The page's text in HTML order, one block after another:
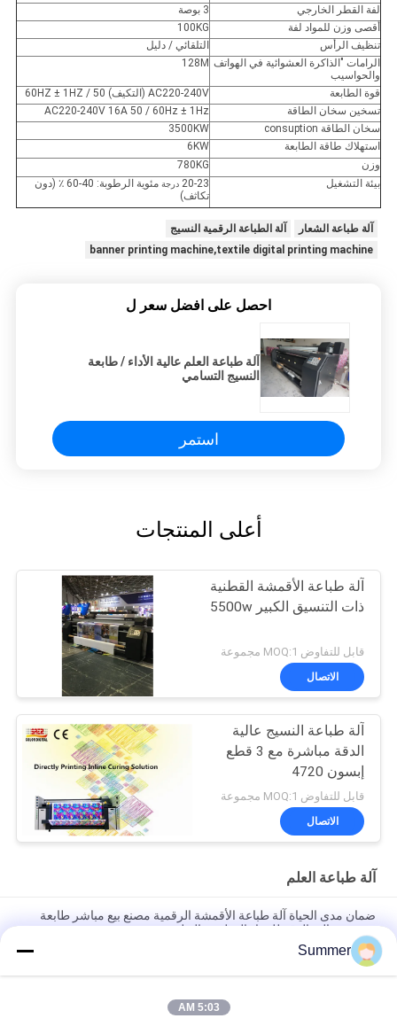
لفة القطر الخارجي
3 بوصة
أقصى وزن للمواد لفة
100KG
تنظيف الرأس
التلقائي / دليل
الرامات "الذاكرة العشوائية في الهواتف
والحواسيب
128M
قوة الطابعة
AC220-240V (التكيف) 50 / 60HZ ± 1HZ
تسخين سخان الطاقة
AC220-240V 16A 50 / 60Hz ± 1Hz
سخان الطاقة consuption
3500KW
استهلاك طاقة الطابعة
6KW
وزن
780KG
بيئة التشغيل
20-23 درجة
مئوية الرطوبة: 40-60 ٪ (دون
تكاثف)
آلة طباعة الشعار
آلة الطباعة الرقمية النسيج
banner printing machine,textile digital printing machine
احصل على افضل سعر ل
آلة طباعة العلم عالية الأداء / طابعة
النسيج التسامي
استمر
أعلى المنتجات
آلة طباعة الأقمشة القطنية
ذات التنسيق الكبير 5500w
قابل للتفاوض MOQ:1 مجموعة
الاتصال
آلة طباعة النسيج عالية
الدقة مباشرة مع 3 قطع
إبسون 4720
قابل للتفاوض MOQ:1 مجموعة
الاتصال
آلة طباعة العلم
ضمان مدى الحياة آلة طباعة الأقمشة الرقمية مصنع بيع مباشر طابعة
نسيجية عالية الدقة للمواد القطنية والبوليستر
النسيج الشكل الكبير مع رأس الطباعة الصناعية KJ4B-QL
رأس الطباعة الصناعية طابعة رقمية للمنسوجات كبيرة الحجم آلة
Summer
5:03 AM